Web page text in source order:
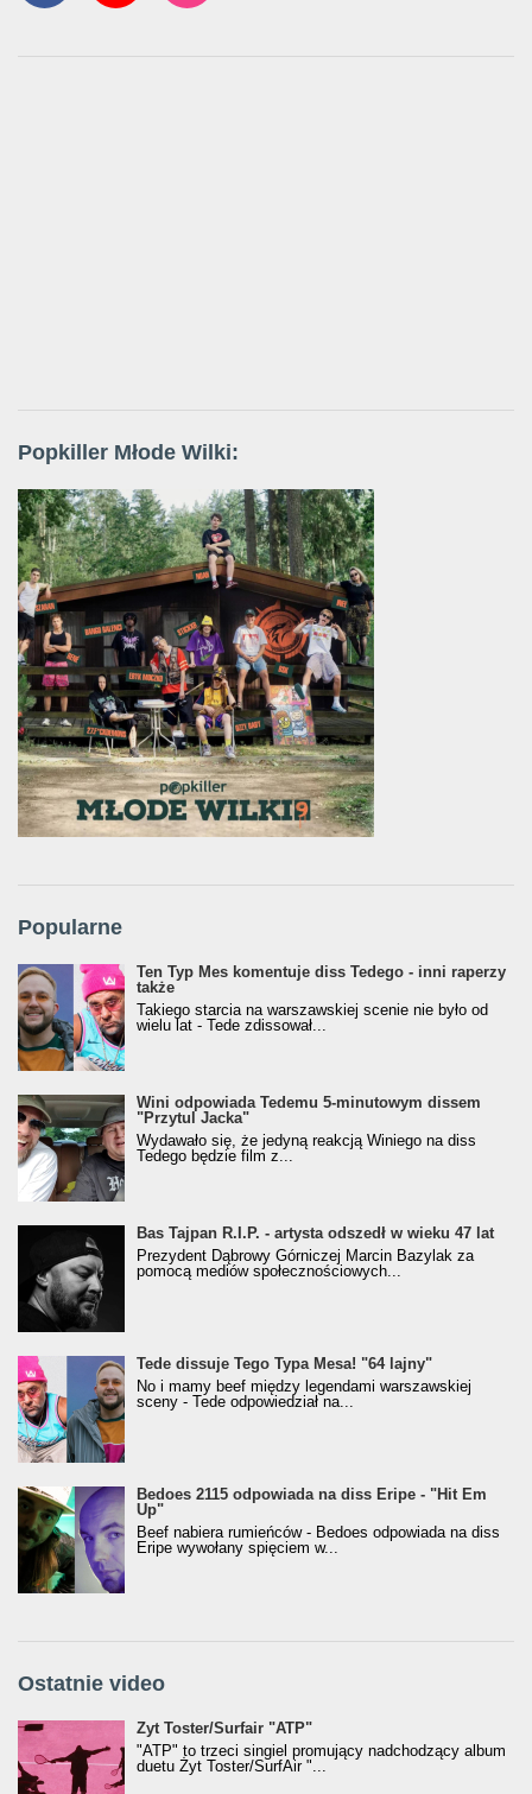
Popkiller Młode Wilki:
Popularne
Ten Typ Mes komentuje diss Tedego - inni raperzy
także
Takiego starcia na warszawskiej scenie nie było od
wielu lat - Tede zdissował...
Wini odpowiada Tedemu 5-minutowym dissem
"Przytul Jacka"
Wydawało się, że jedyną reakcją Winiego na diss
Tedego będzie film z...
Bas Tajpan R.I.P. - artysta odszedł w wieku 47 lat
Prezydent Dąbrowy Górniczej Marcin Bazylak za
pomocą mediów społecznościowych...
Tede dissuje Tego Typa Mesa! "64 lajny"
No i mamy beef między legendami warszawskiej
sceny - Tede odpowiedział na...
Bedoes 2115 odpowiada na diss Eripe - "Hit Em
Up"
Beef nabiera rumieńców - Bedoes odpowiada na diss
Eripe wywołany spięciem w...
Ostatnie video
Żyt Toster/SurfAir - ATP VIDEO
Żyt Toster/Surfair "ATP"
"ATP" to trzeci singiel promujący nadchodzący album
duetu Żyt Toster/SurfAir "...